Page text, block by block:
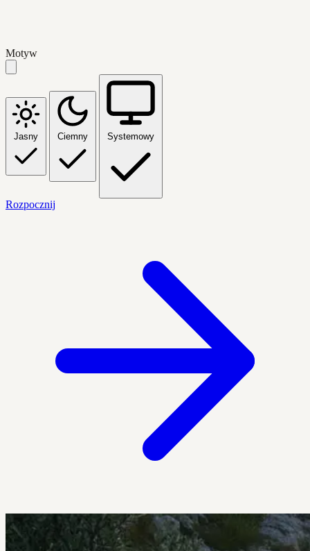
Motyw
Jasny Ciemny Systemowy
Rozpocznij